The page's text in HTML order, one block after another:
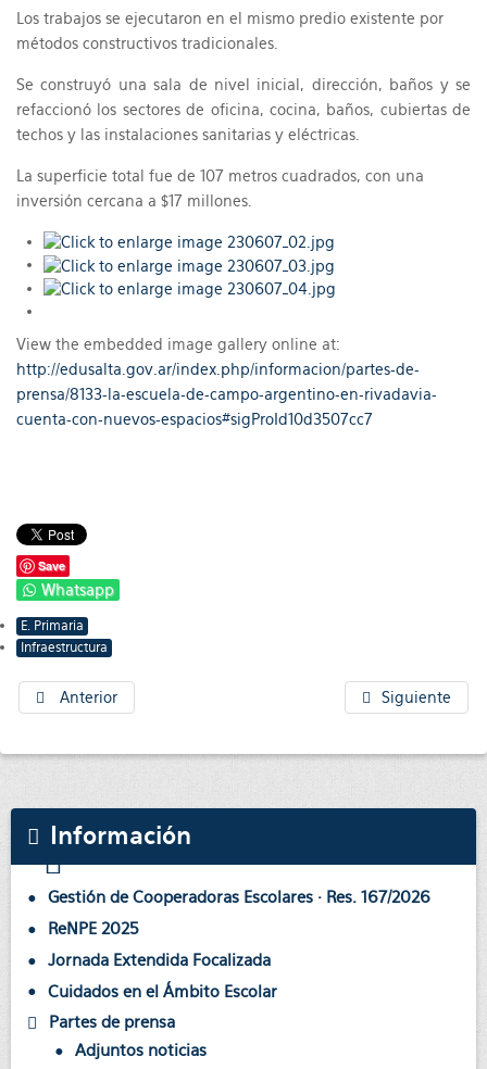
Los trabajos se ejecutaron en el mismo predio existente por
métodos constructivos tradicionales.
Se construyó una sala de nivel inicial, dirección, baños y se
refaccionó los sectores de oficina, cocina, baños, cubiertas de
techos y las instalaciones sanitarias y eléctricas.
La superficie total fue de 107 metros cuadrados, con una
inversión cercana a $17 millones.
View the embedded image gallery online at:
http://edusalta.gov.ar/index.php/informacion/partes-de-
prensa/8133-la-escuela-de-campo-argentino-en-rivadavia-
cuenta-con-nuevos-espacios#sigProId10d3507cc7
Save
Whatsapp
E. Primaria
Infraestructura
Anterior Siguiente
Información
Gestión de Cooperadoras Escolares · Res. 167/2026
ReNPE 2025
Jornada Extendida Focalizada
Cuidados en el Ámbito Escolar
Partes de prensa
Adjuntos noticias